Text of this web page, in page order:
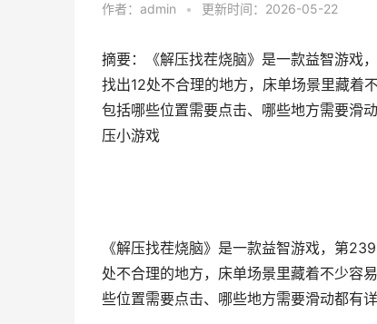
作者： admin • 更新时间：2026-05-22
摘要：《解压找茬烧脑》是一款益智游戏
找出12处不合理的地方，床单场景里藏着
包括哪些位置需要点击、哪些地方需要滑
压小游戏
《解压找茬烧脑》是一款益智游戏，第
处不合理的地方，床单场景里藏着不少容
些位置需要点击、哪些地方需要滑动都有详